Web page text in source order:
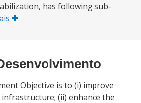
has following sub-
Objective is to (i) improve
(ii) enhance the